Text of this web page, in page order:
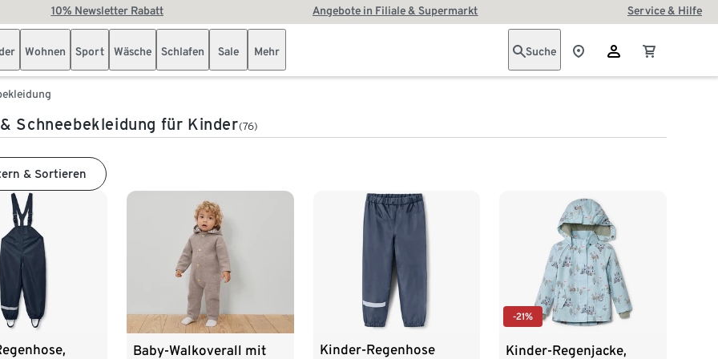
10% Newsletter Rabatt Angebote in Filiale & Supermarkt Service & Hilfe
Wohnen Sport Wäsche Schlafen Sale Mehr Suche
Schneebekleidung für Kinder(76)
& Sortieren
Baby-Walkoverall mit
Kinder-Regenhose
-21%
Kinder-Regenjacke,